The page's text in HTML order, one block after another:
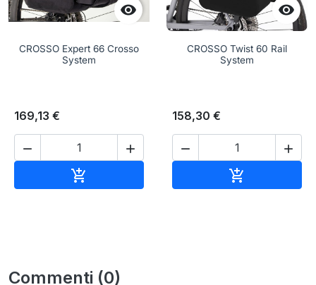

CROSSO Expert 66 Crosso
System
169,13 €
 


CROSSO Twist 60 Rail
System
158,30 €
 

Commenti (0)